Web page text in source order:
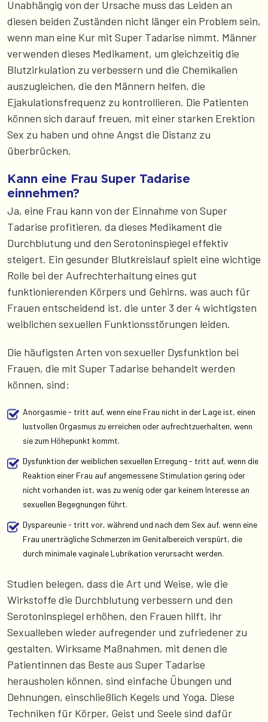
Unabhängig von der Ursache muss das Leiden an
diesen beiden Zuständen nicht länger ein Problem sein,
wenn man eine Kur mit Super Tadarise nimmt. Männer
verwenden dieses Medikament, um gleichzeitig die
Blutzirkulation zu verbessern und die Chemikalien
auszugleichen, die den Männern helfen, die
Ejakulationsfrequenz zu kontrollieren. Die Patienten
können sich darauf freuen, mit einer starken Erektion
Sex zu haben und ohne Angst die Distanz zu
überbrücken.
Kann eine Frau Super Tadarise
einnehmen?
Ja, eine Frau kann von der Einnahme von Super
Tadarise profitieren, da dieses Medikament die
Durchblutung und den Serotoninspiegel effektiv
steigert. Ein gesunder Blutkreislauf spielt eine wichtige
Rolle bei der Aufrechterhaltung eines gut
funktionierenden Körpers und Gehirns, was auch für
Frauen entscheidend ist, die unter 3 der 4 wichtigsten
weiblichen sexuellen Funktionsstörungen leiden.
Die häufigsten Arten von sexueller Dysfunktion bei
Frauen, die mit Super Tadarise behandelt werden
können, sind:
Anorgasmie - tritt auf, wenn eine Frau nicht in der Lage ist, einen
lustvollen Orgasmus zu erreichen oder aufrechtzuerhalten, wenn
sie zum Höhepunkt kommt.
Dysfunktion der weiblichen sexuellen Erregung - tritt auf, wenn die
Reaktion einer Frau auf angemessene Stimulation gering oder
nicht vorhanden ist, was zu wenig oder gar keinem Interesse an
sexuellen Begegnungen führt.
Dyspareunie - tritt vor, während und nach dem Sex auf, wenn eine
Frau unerträgliche Schmerzen im Genitalbereich verspürt, die
durch minimale vaginale Lubrikation verursacht werden.
Studien belegen, dass die Art und Weise, wie die
Wirkstoffe die Durchblutung verbessern und den
Serotoninspiegel erhöhen, den Frauen hilft, ihr
Sexualleben wieder aufregender und zufriedener zu
gestalten. Wirksame Maßnahmen, mit denen die
Patientinnen das Beste aus Super Tadarise
herausholen können, sind einfache Übungen und
Dehnungen, einschließlich Kegels und Yoga. Diese
Techniken für Körper, Geist und Seele sind dafür